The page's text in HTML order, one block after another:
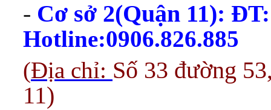
- Cơ sở 2(Quận 11): ĐT:
Hotline:0906.826.885
(Địa chỉ: Số 33 đường
11)